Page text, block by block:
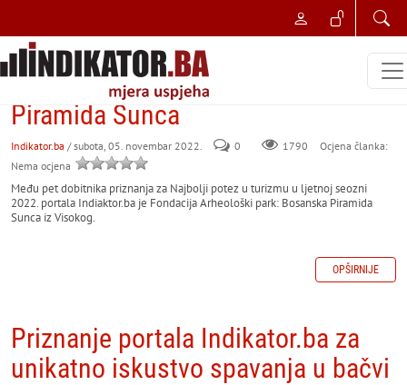
NAJBOLJI POSLOVNI POTEZ
Zasluženo priznanje Fondaciji
Arheološki park: Bosanska
Piramida Sunca
Indikator.ba / subota, 05. novembar 2022. 0 1790
Ocjena članka:
Nema ocjena
Među pet dobitnika priznanja za Najbolji potez u turizmu u ljetnoj seozni
2022. portala Indiaktor.ba je Fondacija Arheološki park: Bosanska Piramida
Sunca iz Visokog.
OPŠIRNIJE
Priznanje portala Indikator.ba za
unikatno iskustvo spavanja u bačvi